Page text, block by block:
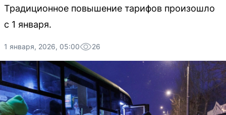
Традиционное повышение тарифов произошло
с 1 января.
1 января, 2026, 05:00 26